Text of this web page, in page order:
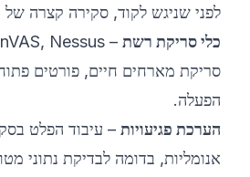
לפני שניגש לקוד, סקירה קצרה של
כלי סריקת רשת
סריקת מארחים חיים, פורטים
הפעלה.
הערכת פגיעויות – עיבוד הפלט
אנומליות, בדומה לבדיקת נתוני